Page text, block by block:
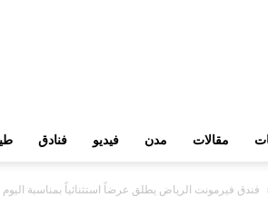
فنادق فيديو مدن مقالات
فندق فيرمونت الرياض يطلق عرضاً استثنائياً بمناسبة